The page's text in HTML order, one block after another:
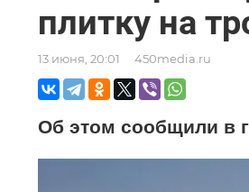
плитку на
13 июня, 20:01 450media.ru
Об этом сообщили в